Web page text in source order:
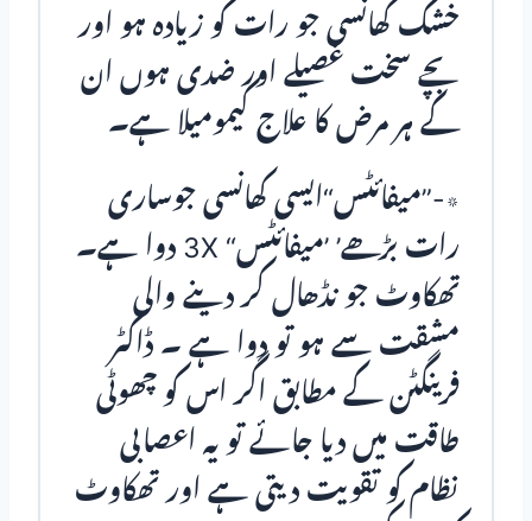
خشک کھانسی جو رات کو زیادہ ہو اور
بچے سخت غصیلے اور ضدی ہوں ان
کے ہر مرض کا علاج کیمومیلا ہے۔
٭-”میفائٹس“ایسی کھانسی جوساری
رات بڑھے’ ’میفائٹس“ 3X دوا ہے۔
تھکاوٹ جو نڈھال کر دینے والی
مشقت سے ہو تو دوا ہے ۔ ڈاکٹر
فرینگٹن کے مطابق اگر اس کو چھوٹی
طاقت میں دیا جائے تو یہ اعصابی
نظام کو تقویت دیتی ہے اور تھکاوٹ